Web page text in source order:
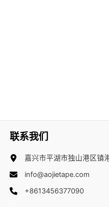
联系我们
嘉兴市平湖市独山港区镇
info@aojietape.com
+8613456377090